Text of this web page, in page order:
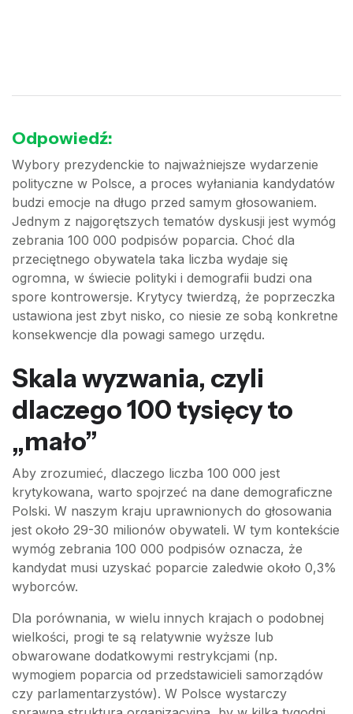
Odpowiedź:
Wybory prezydenckie to najważniejsze wydarzenie
polityczne w Polsce, a proces wyłaniania kandydatów
budzi emocje na długo przed samym głosowaniem.
Jednym z najgorętszych tematów dyskusji jest wymóg
zebrania 100 000 podpisów poparcia. Choć dla
przeciętnego obywatela taka liczba wydaje się
ogromna, w świecie polityki i demografii budzi ona
spore kontrowersje. Krytycy twierdzą, że poprzeczka
ustawiona jest zbyt nisko, co niesie ze sobą konkretne
konsekwencje dla powagi samego urzędu.
Skala wyzwania, czyli
dlaczego 100 tysięcy to
„mało”
Aby zrozumieć, dlaczego liczba 100 000 jest
krytykowana, warto spojrzeć na dane demograficzne
Polski. W naszym kraju uprawnionych do głosowania
jest około 29-30 milionów obywateli. W tym kontekście
wymóg zebrania 100 000 podpisów oznacza, że
kandydat musi uzyskać poparcie zaledwie około 0,3%
wyborców.
Dla porównania, w wielu innych krajach o podobnej
wielkości, progi te są relatywnie wyższe lub
obwarowane dodatkowymi restrykcjami (np.
wymogiem poparcia od przedstawicieli samorządów
czy parlamentarzystów). W Polsce wystarczy